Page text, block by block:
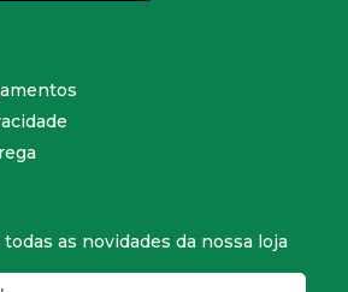
as novidades da nossa loja